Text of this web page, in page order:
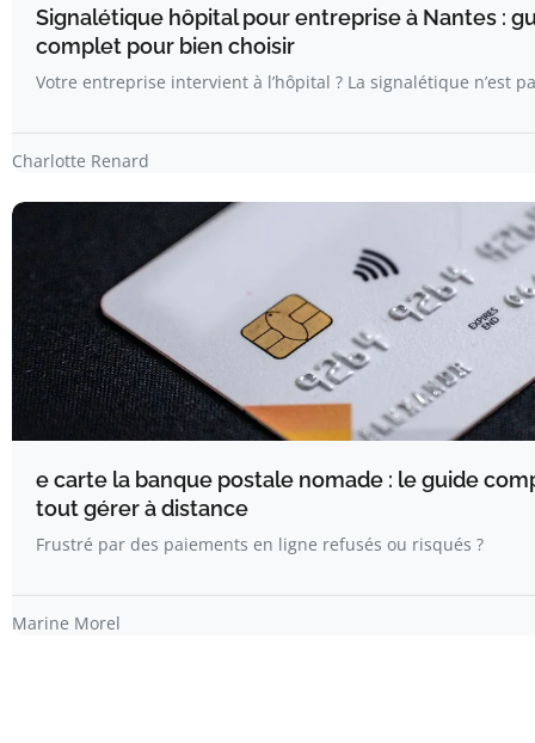
Signalétique hôpital pour entreprise à Nantes :
complet pour bien choisir
Votre entreprise intervient à l’hôpital ? La signalétique n’est
Charlotte Renard
e carte la banque postale nomade : le guide
tout gérer à distance
Frustré par des paiements en ligne refusés ou risqués ?
Marine Morel